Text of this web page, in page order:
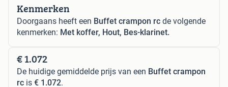
Kenmerken
Doorgaans heeft een Buffet crampon rc de volgende
kenmerken: Met koffer, Hout, Bes-klarinet.
€ 1.072
De huidige gemiddelde prijs van een Buffet crampon
rc is € 1.072.